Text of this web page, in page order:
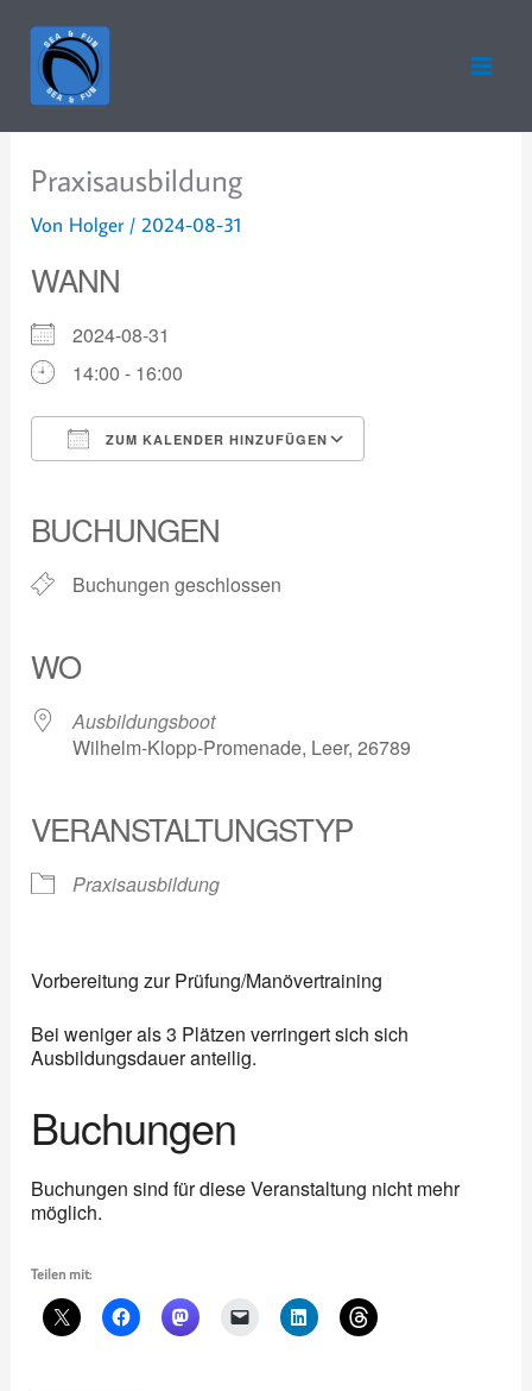
Inhalt
springen
Praxisausbildung
Von Holger /2024-08-31
WANN
2024-08-31
14:00 - 16:00
ZUM KALENDER HINZUFÜGEN
BUCHUNGEN
Buchungen geschlossen
WO
Ausbildungsboot
Wilhelm-Klopp-Promenade, Leer, 26789
VERANSTALTUNGSTYP
Praxisausbildung
Vorbereitung zur Prüfung/Manövertraining
Bei weniger als 3 Plätzen verringert sich sich
Ausbildungsdauer anteilig.
Buchungen
Buchungen sind für diese Veranstaltung nicht mehr
möglich.
Teilen mit: